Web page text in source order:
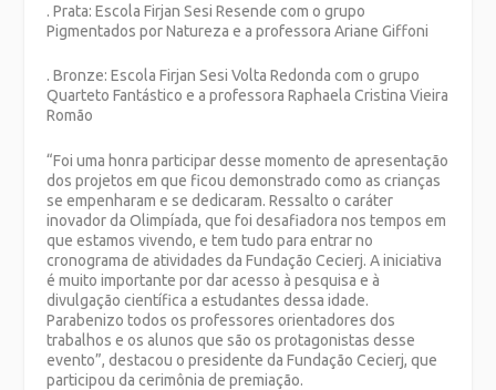
. Prata: Escola Firjan Sesi Resende com o grupo
Pigmentados por Natureza e a professora Ariane Giffoni
. Bronze: Escola Firjan Sesi Volta Redonda com o grupo
Quarteto Fantástico e a professora Raphaela Cristina Vieira
Romão
“Foi uma honra participar desse momento de apresentação
dos projetos em que ficou demonstrado como as crianças
se empenharam e se dedicaram. Ressalto o caráter
inovador da Olimpíada, que foi desafiadora nos tempos em
que estamos vivendo, e tem tudo para entrar no
cronograma de atividades da Fundação Cecierj. A iniciativa
é muito importante por dar acesso à pesquisa e à
divulgação científica a estudantes dessa idade.
Parabenizo todos os professores orientadores dos
trabalhos e os alunos que são os protagonistas desse
evento”, destacou o presidente da Fundação Cecierj, que
participou da cerimônia de premiação.